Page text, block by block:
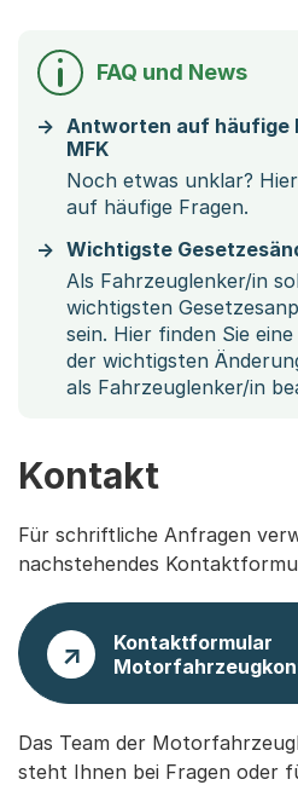
FAQ und News
Antworten auf häufige
MFK
Noch etwas unklar?
auf häufige Fragen.
Wichtigste
Als Fahrzeuglenker/in
wichtigsten
sein. Hier finden Sie
der wichtigsten
als Fahrzeuglenker/in
Kontakt
Für schriftliche Anfragen
nachstehendes
Kontaktformular
Das Team der
steht Ihnen bei Fragen oder